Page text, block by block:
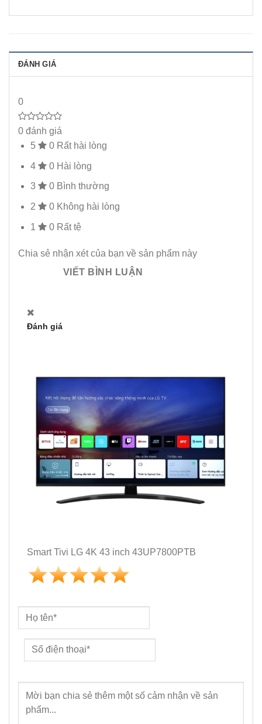
ĐÁNH GIÁ
0
0 đánh giá
5
0 Rất hài lòng
4 0 Hài lòng
3 0 Bình thường
2 0 Không hài lòng
1 0 Rất tệ
Chia sẻ nhận xét của bạn về sản phẩm này
VIẾT BÌNH LUẬN
Đánh giá
Smart Tivi LG 4K 43 inch 43UP7800PTB